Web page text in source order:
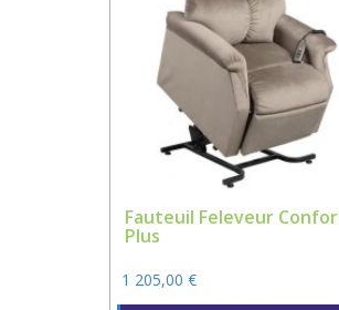
Fauteuil Feleveur
Plus
1 205,00 €